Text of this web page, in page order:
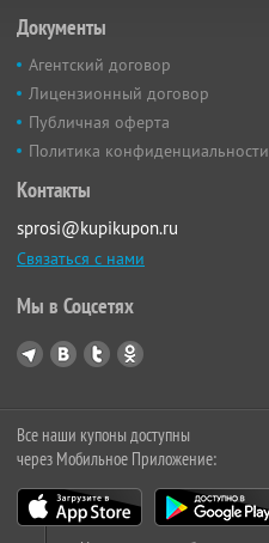
Документы
Агентский договор
Лицензионный договор
Публичная оферта
Политика конфиденциальности
Контакты
sprosi@kupikupon.ru
Связаться с нами
Мы в Соцсетях
Все наши купоны доступны
через Мобильное Приложение: